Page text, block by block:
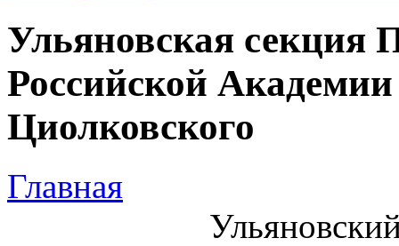
Ульяновская секция
Российской
Циолковского
Главная